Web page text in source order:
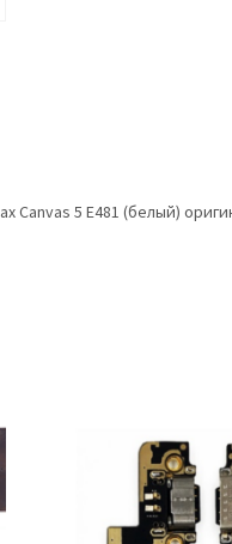
Canvas 5 E481 (белый)